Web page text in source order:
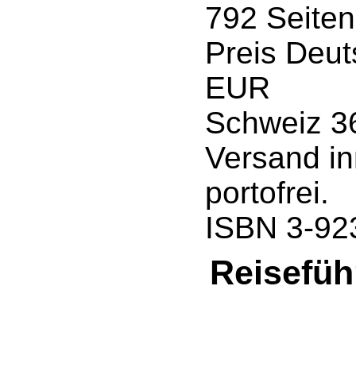
792 Seiten
Preis
EUR
Schweiz
Versand
portofrei.
ISBN 3-